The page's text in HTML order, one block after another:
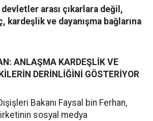
arası çıkarlara değil,
kardeşlik ve dayanışma bağlarına
ANLAŞMA KARDEŞLİK VE
DERİNLİĞİNİ GÖSTERİYOR
Bakanı Faysal bin Ferhan,
sosyal medya